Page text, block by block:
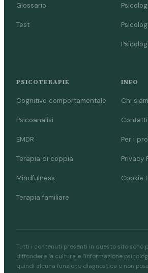
Glossario
Test
PSICOTERAPIE
Cognitivo comportamentale
Psicoanalisi
EMDR
Terapia di coppia
Mindfulness
Terapia familiare
INFO
Chi
Contatti
Per i
Privacy
Cookie
Tutti i contenuti presenti in questo sito sono
diffondere la cultura e l'informazione
quindi alcuna funzione diagnostica e non